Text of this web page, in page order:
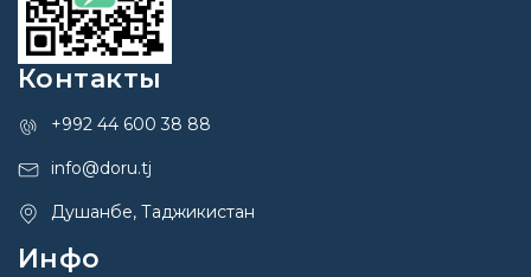
Контакты
+992 44 600 38 88
info@doru.tj
Душанбе, Таджикистан
Инфо